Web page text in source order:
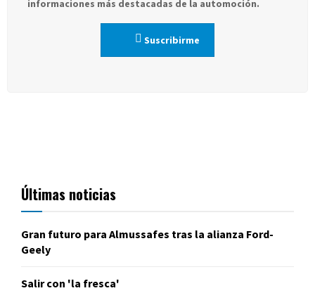
informaciones más destacadas de la automoción.
Suscribirme
Últimas noticias
Gran futuro para Almussafes tras la alianza Ford-
Geely
Salir con 'la fresca'